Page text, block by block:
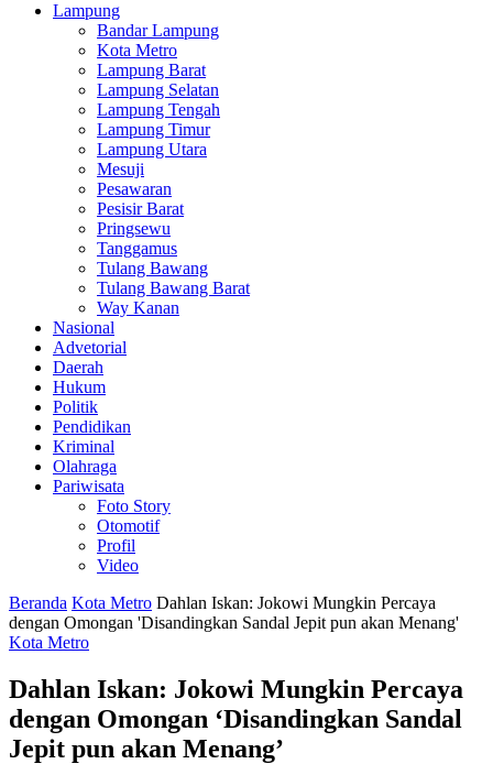
Lampung
Bandar Lampung
Kota Metro
Lampung Barat
Lampung Selatan
Lampung Tengah
Lampung Timur
Lampung Utara
Mesuji
Pesawaran
Pesisir Barat
Pringsewu
Tanggamus
Tulang Bawang
Tulang Bawang Barat
Way Kanan
Nasional
Advetorial
Daerah
Hukum
Politik
Pendidikan
Kriminal
Olahraga
Pariwisata
Foto Story
Otomotif
Profil
Video
Beranda Kota Metro Dahlan Iskan: Jokowi Mungkin Percaya
dengan Omongan 'Disandingkan Sandal Jepit pun akan Menang'
Kota Metro
Dahlan Iskan: Jokowi Mungkin Percaya
dengan Omongan ‘Disandingkan Sandal
Jepit pun akan Menang’